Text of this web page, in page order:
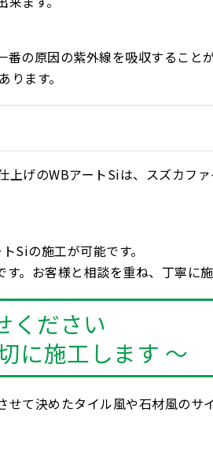
の原因の紫外線を吸収すること
ます。
げのWBアートSiは、スズカフ
Siの施工が可能です。
。お客様と相談を重ね、丁寧に施
ください
に施工します ～
て決めたタイル風や石材風のサ